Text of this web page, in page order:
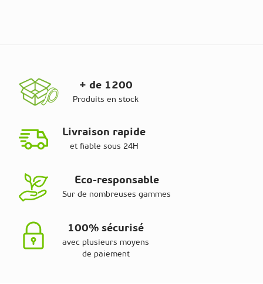
+ de 1200
Produits en stock
Livraison rapide
et fiable sous 24H
Eco-responsable
Sur de nombreuses gammes
100% sécurisé
avec plusieurs moyens
de paiement